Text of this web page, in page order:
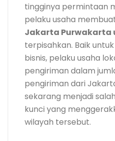
tingginya permintaan
pelaku usaha
Jakarta Purwakarta
terpisahkan. Baik
bisnis, pelaku usaha
pengiriman dalam
pengiriman dari
sekarang menjadi
kunci yang
wilayah tersebut.